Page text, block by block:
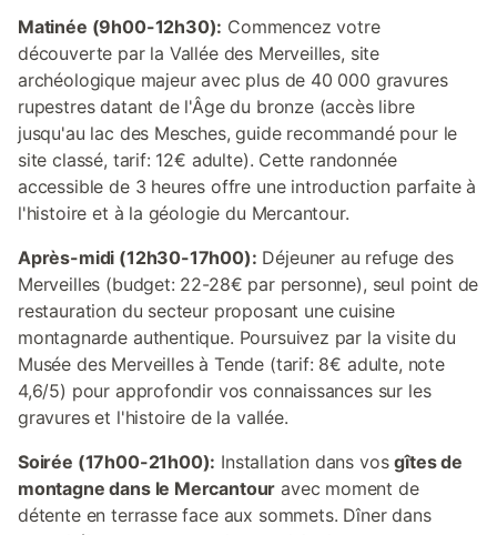
Matinée (9h00-12h30): Commencez votre
découverte par la Vallée des Merveilles, site
archéologique majeur avec plus de 40 000 gravures
rupestres datant de l'Âge du bronze (accès libre
jusqu'au lac des Mesches, guide recommandé pour le
site classé, tarif: 12€ adulte). Cette randonnée
accessible de 3 heures offre une introduction parfaite à
l'histoire et à la géologie du Mercantour.
Après-midi (12h30-17h00): Déjeuner au refuge des
Merveilles (budget: 22-28€ par personne), seul point de
restauration du secteur proposant une cuisine
montagnarde authentique. Poursuivez par la visite du
Musée des Merveilles à Tende (tarif: 8€ adulte, note
4,6/5) pour approfondir vos connaissances sur les
gravures et l'histoire de la vallée.
Soirée (17h00-21h00): Installation dans vosgîtes de
montagne dans le Mercantour avec moment de
détente en terrasse face aux sommets. Dîner dans